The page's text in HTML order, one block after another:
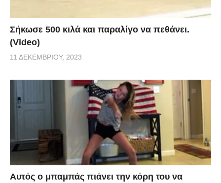
Σήκωσε 500 κιλά και παραλίγο να πεθάνει.
(Video)
11 ΔΕΚΕΜΒΡΊΟΥ, 2023
Αυτός ο μπαμπάς πιάνει την κόρη του να